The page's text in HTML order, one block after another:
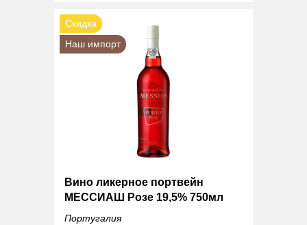
Скидка
Наш импорт
Вино ликерное портвейн
МЕССИАШ Розе 19,5% 750мл
Португалия